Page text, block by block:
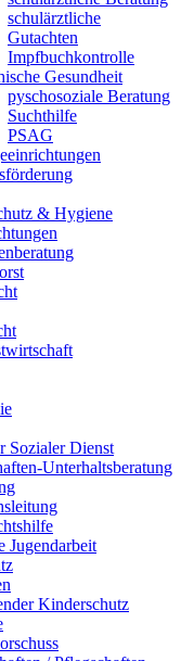
schulärztliche
Gutachten
Impfbuchkontrolle
Gesundheit
pyschosoziale Beratung
Suchthilfe
PSAG
& Hygiene
Sozialer Dienst
Unterhaltsberatung
Jugendarbeit
Kinderschutz